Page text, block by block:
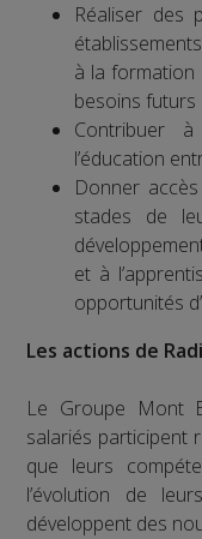
Réaliser des
à la formation
besoins
Contribuer
l’éducation
Donner
stades de
et à
opportunités
Les actions de
Le Groupe Mont
salariés participent
que leurs
l’évolution de
développent des